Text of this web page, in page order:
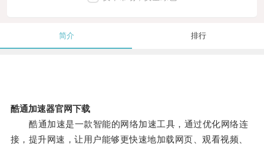
简介 排行
酷通加速器官网下载
酷通加速是一款智能的网络加速工具，通过优化网络连
接，提升网速，让用户能够更快速地加载网页、观看视频、